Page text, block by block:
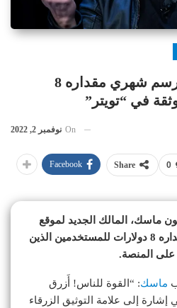
إيلون ماسك يعلن عن رسم شهري مقداره 8
في “تويتر”
On نوفمبر 2, 2022
0
Share
Facebook
ماسك، المالك الجديد لموقع
” عن رسم شهري مقداره 8 دولارات للمستخدمين الذين
على المنصة.
ماسك: “القوة للناس! أَزرق
في إشارة إلى علامة التوثيق الزرقاء